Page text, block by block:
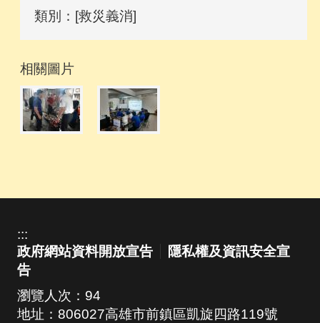
類別：[救災義消]
相關圖片
:::
政府網站資料開放宣告
隱私權及資訊安全宣
告
瀏覽人次： 94
地址：806027高雄市前鎮區凱旋四路119號